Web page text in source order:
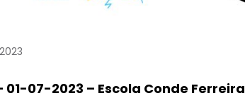
01-07-2023 – Escola Conde Ferreira